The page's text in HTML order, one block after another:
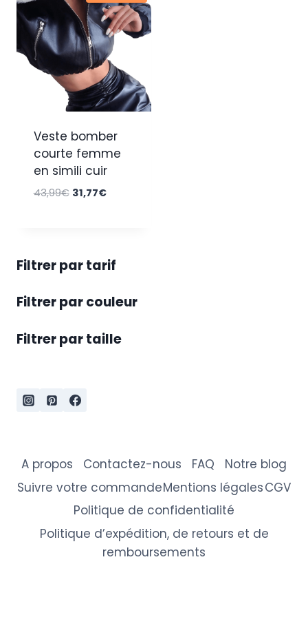
Veste bomber
courte femme
en simili cuir
43,99€ Le
43,99€.
31,77€Le
31,77€.
Filtrer par tarif
Filtrer par couleur
Filtrer par taille
A propos Contactez-nous FAQ
Notre blog
Suivre votre commandeMentions légalesCGV
Politique de confidentialité
Politique d’expédition, de retours et de
remboursements